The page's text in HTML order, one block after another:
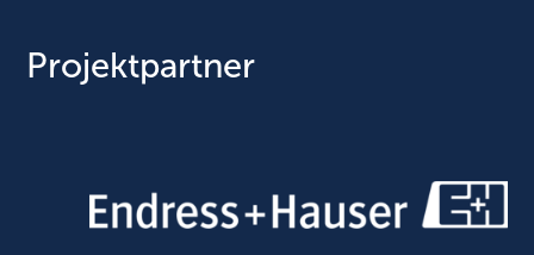
Projektpartner